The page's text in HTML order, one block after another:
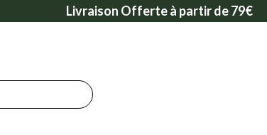
Livraison Offerte à partir de 79€